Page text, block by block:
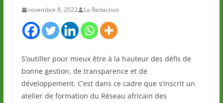
novembre 8, 2022 La Redaction
S’outiller pour mieux être à la hauteur des défis de
bonne gestion, de transparence et de
développement. C’est dans ce cadre que s’inscrit un
atelier de formation du Réseau africain des